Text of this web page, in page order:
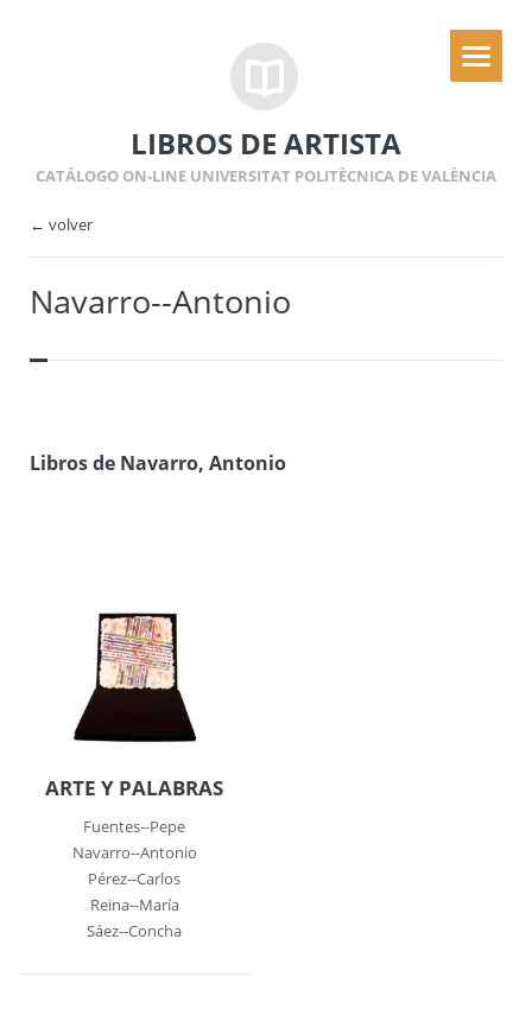
LIBROS DE ARTISTA
CATÁLOGO ON-LINE UNIVERSITAT POLITÈCNICA DE VALÈNCIA
← volver
Navarro--Antonio
Libros de Navarro, Antonio
ARTE Y PALABRAS
Fuentes--Pepe
Navarro--Antonio
Pérez--Carlos
Reina--María
Sáez--Concha